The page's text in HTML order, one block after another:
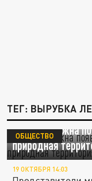
ТЕГ: ВЫРУБКА
В Чите должна
природная
ОБЩЕСТВО
19 ОКТЯБРЯ 14:03